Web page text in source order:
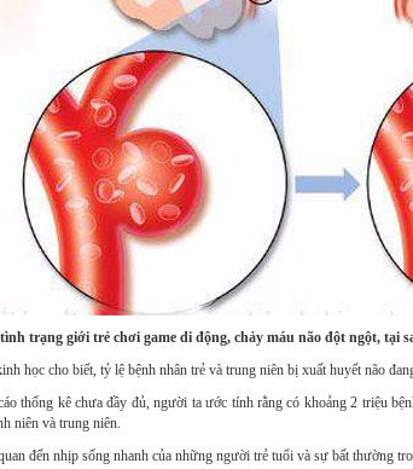
trạng giới trẻ chơi game di động, chảy máu não đột ngột, tại
học cho biết, tỷ lệ bệnh nhân trẻ và trung niên bị xuất huyết não
thống kê chưa đầy đủ, người ta ước tính rằng có khoảng 2 triệu
niên và trung niên.
đến nhịp sống nhanh của những người trẻ tuổi và sự bất thường